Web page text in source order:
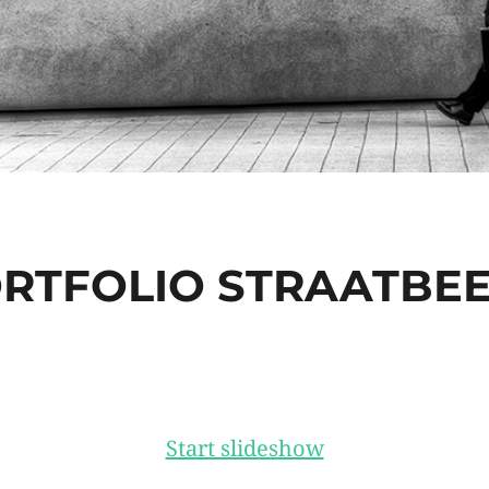
Start slideshow